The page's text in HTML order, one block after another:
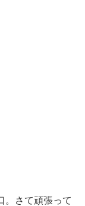
。さて頑張って